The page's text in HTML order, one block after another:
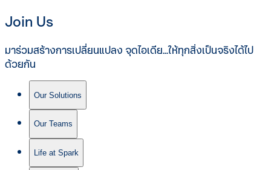
Join Us
มาร่วมสร้างการเปลี่ยนแปลง จุดไอเดีย...ให้ทุกสิ่งเป็นจริงได้ไป
ด้วยกัน
Our Solutions
Our Teams
Life at Spark